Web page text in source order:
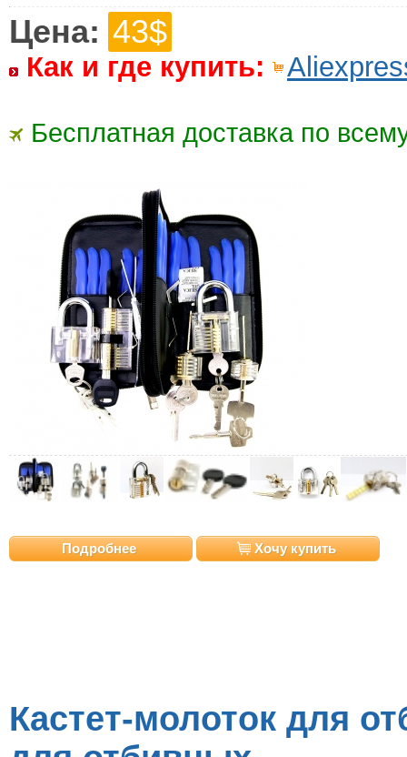
Цена: 43$
Как и где купить:
Бесплатная доставка по
Подробнее Хочу купить
Кастет-молоток для